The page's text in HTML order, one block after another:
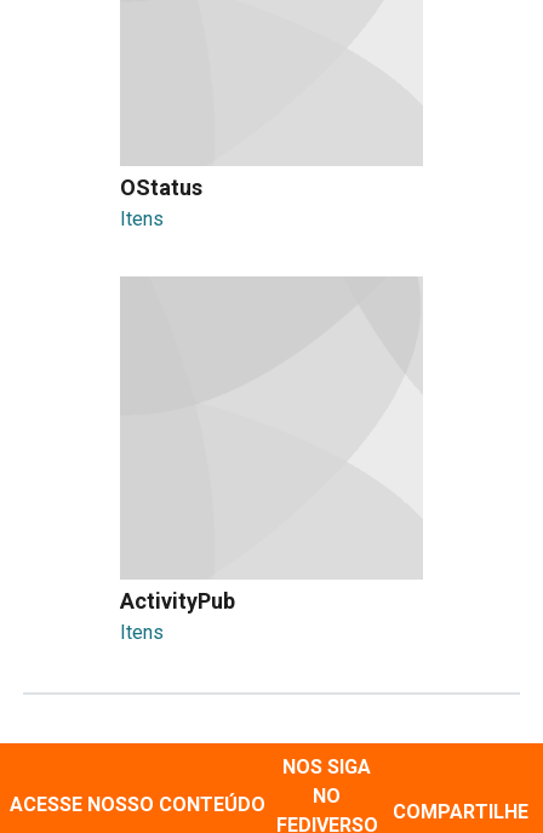
OStatus
Itens
ActivityPub
Itens
ACESSE NOSSO CONTEÚDO
NOS SIGA
NO
FEDIVERSO
COMPARTILHE